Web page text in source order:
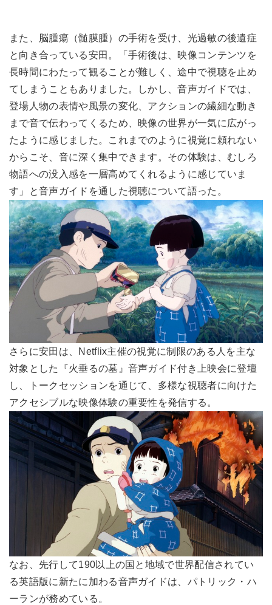
また、脳腫瘍（髄膜腫）の手術を受け、光過敏の後遺症
と向き合っている安田。「手術後は、映像コンテンツを
長時間にわたって観ることが難しく、途中で視聴を止め
てしまうこともありました。しかし、音声ガイドでは、
登場人物の表情や風景の変化、アクションの繊細な動き
まで音で伝わってくるため、映像の世界が一気に広がっ
たように感じました。これまでのように視覚に頼れない
からこそ、音に深く集中できます。その体験は、むしろ
物語への没入感を一層高めてくれるように感じていま
す」と音声ガイドを通した視聴について語った。
さらに安田は、Netflix主催の視覚に制限のある人を主な
対象とした『火垂るの墓』音声ガイド付き上映会に登壇
し、トークセッションを通じて、多様な視聴者に向けた
アクセシブルな映像体験の重要性を発信する。
なお、先行して190以上の国と地域で世界配信されてい
る英語版に新たに加わる音声ガイドは、パトリック・ハ
ーランが務めている。